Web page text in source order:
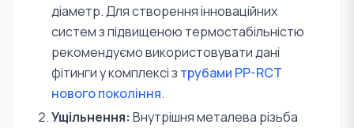
діаметр. Для створення інноваційних
систем з підвищеною термостабільністю
рекомендуємо використовувати дані
фітинги у комплексі з трубами PP-RCT
нового покоління.
Ущільнення: Внутрішня металева різьба